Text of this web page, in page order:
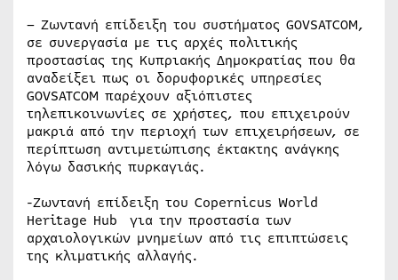
– Ζωντανή επίδειξη του συστήματος GOVSATCOM,
σε συνεργασία με τις αρχές πολιτικής
προστασίας της Κυπριακής Δημοκρατίας που θα
αναδείξει πως οι δορυφορικές υπηρεσίες
GOVSATCOM παρέχουν αξιόπιστες
τηλεπικοινωνίες σε χρήστες, που επιχειρούν
μακριά από την περιοχή των επιχειρήσεων, σε
περίπτωση αντιμετώπισης έκτακτης ανάγκης
λόγω δασικής πυρκαγιάς.
-Ζωντανή επίδειξη του Copernicus World
Heritage Hub για την προστασία των
αρχαιολογικών μνημείων από τις επιπτώσεις
της κλιματικής αλλαγής.